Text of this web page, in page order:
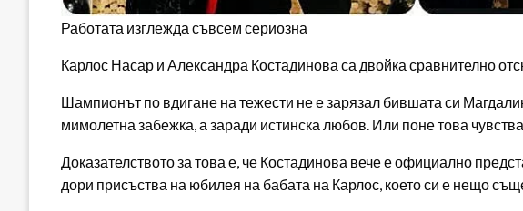
Работата изглежда съвсем сериозна
Карлос Насар и Александра Костадинова са двойка сравнително
Шампионът по вдигане на тежести не е зарязал бившата си
мимолетна забежка, а заради истинска любов. Или поне това
Доказателството за това е, че Костадинова вече е официално
дори присъства на юбилея на бабата на Карлос, което си е нещо